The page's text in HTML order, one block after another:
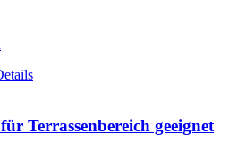
Terrassenbereich geeignet